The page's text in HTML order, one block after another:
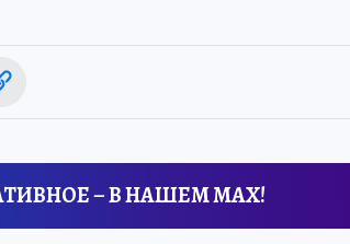
– В НАШЕМ MAX!